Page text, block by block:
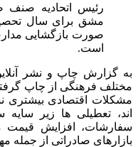
رئیس اتحادیه صنف
مشق برای سال
صورت بازگشایی
است.
به گزارش چاپ و نشر
مختلف فرهنگی از چاپ
مشکلات اقتصادی بیشتری
اند،‌ تعطیلی‌ ها زیر
سفارشات،‌ افزایش قیمت
بازارهای صادراتی از